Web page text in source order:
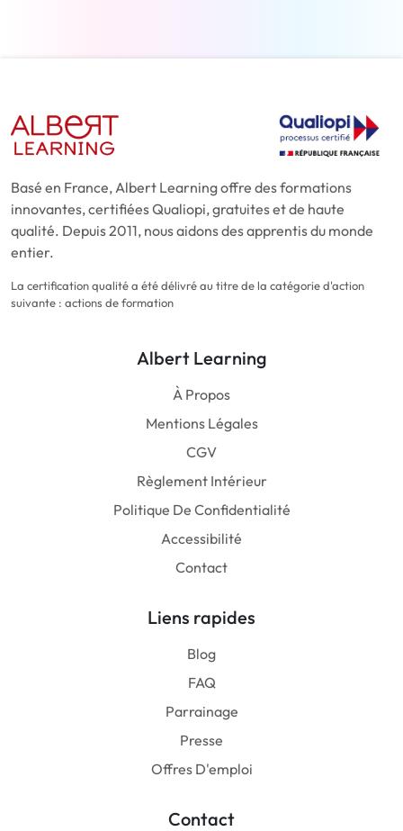
Basé en France, Albert Learning offre des formations
innovantes, certifiées Qualiopi, gratuites et de haute
qualité. Depuis 2011, nous aidons des apprentis du monde
entier.
La certification qualité a été délivré au titre de la catégorie d'action
suivante : actions de formation
Albert Learning
À Propos
Mentions Légales
CGV
Règlement Intérieur
Politique De Confidentialité
Accessibilité
Contact
Liens rapides
Blog
FAQ
Parrainage
Presse
Offres D'emploi
Contact